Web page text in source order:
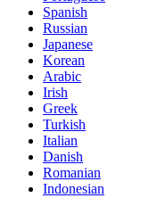
Spanish
Russian
Japanese
Korean
Arabic
Irish
Greek
Turkish
Italian
Danish
Romanian
Indonesian